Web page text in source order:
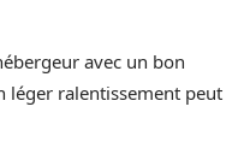
avec un bon
léger ralentissement peut